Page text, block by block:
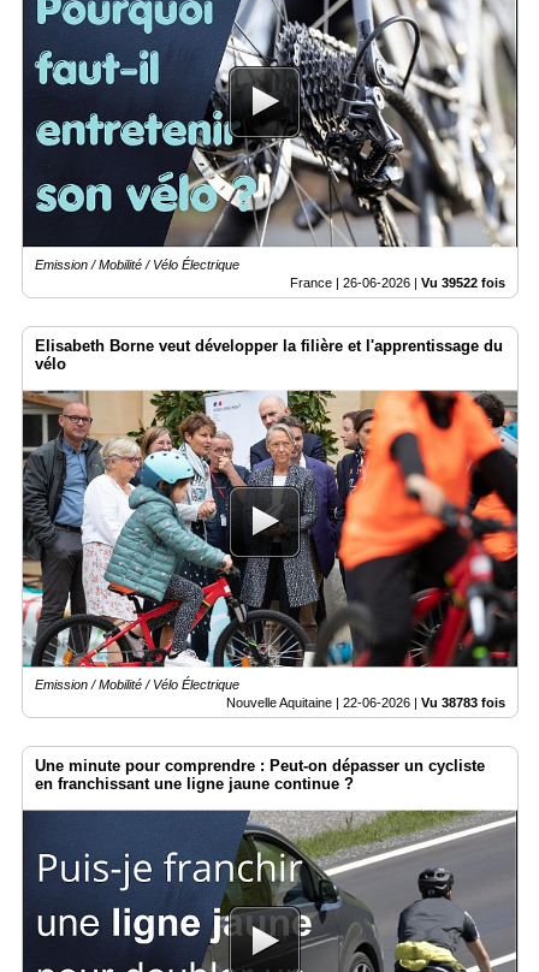
Emission / Mobilité / Vélo Électrique
France | 26-06-2026 | Vu 39522 fois
Elisabeth Borne veut développer la filière et l'apprentissage du
vélo
Emission / Mobilité / Vélo Électrique
Nouvelle Aquitaine | 22-06-2026 Vu 38783 fois
Une minute pour comprendre : Peut-on dépasser un cycliste
en franchissant une ligne jaune continue ?